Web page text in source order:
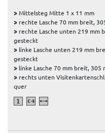
>Mittelsteg Mitte 1 x 11 mm
> rechte Lasche 70 mm breit,
> rechte Lasche unten 219 mm
gesteckt
> linke Lasche unten 219 mm
gesteckt
> linke Lasche 70 mm breit, 305
> rechts unten
quer